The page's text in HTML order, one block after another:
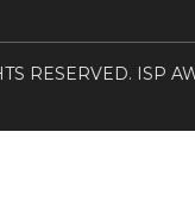
RESERVED. ISP